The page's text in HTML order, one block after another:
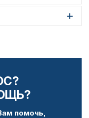
помочь,